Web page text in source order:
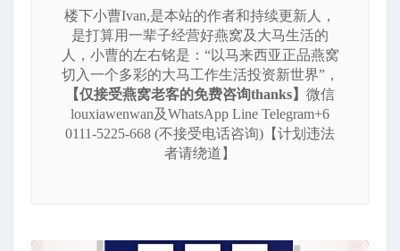
楼下小曹Ivan,是本站的作者和持续更新人，
是打算用一辈子经营好燕窝及大马生活的
人，小曹的左右铭是：“以马来西亚正品燕窝
切入一个多彩的大马工作生活投资新世界”，
【仅接受燕窝老客的免费咨询thanks】 微信
louxiawenwan及WhatsApp Line Telegram+6
0111-5225-668 (不接受电话咨询)【计划违法
者请绕道】